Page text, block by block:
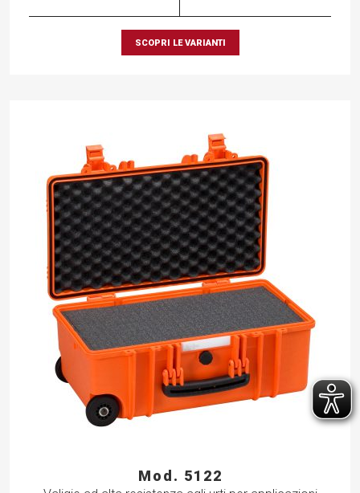
SCOPRI LE VARIANTI
Mod. 5122